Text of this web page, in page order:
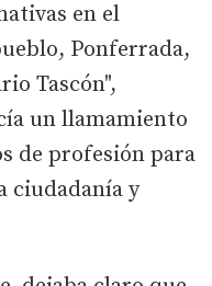
en el
Ponferrada,
Tascón",
un llamamiento
de profesión para
ciudadanía y